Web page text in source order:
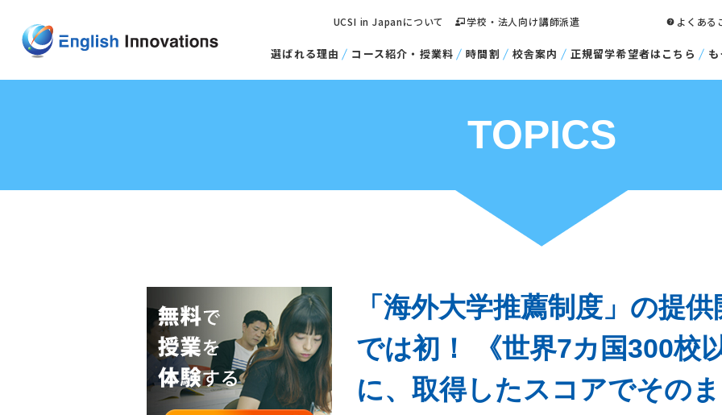
選ばれる理由 コース紹介・授業料 時間割 校舎案内 正規留学希望者はこちら
UCSI in Japanについて 学校・法人向け講師派遣 よくある
TOPICS
「海外大学推薦制度」の提
では初！ 《世界7カ国300校
に、取得したスコアでその